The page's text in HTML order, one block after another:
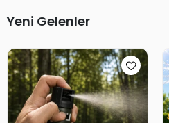
Yeni Gelenler